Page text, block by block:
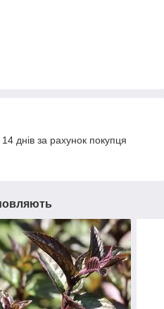
днів за рахунок покупця